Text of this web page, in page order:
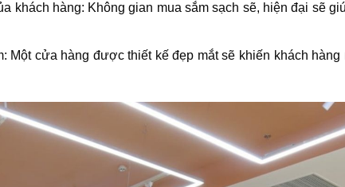
khách hàng: Không gian mua sắm sạch sẽ, hiện đại sẽ
Một cửa hàng được thiết kế đẹp mắt sẽ khiến khách